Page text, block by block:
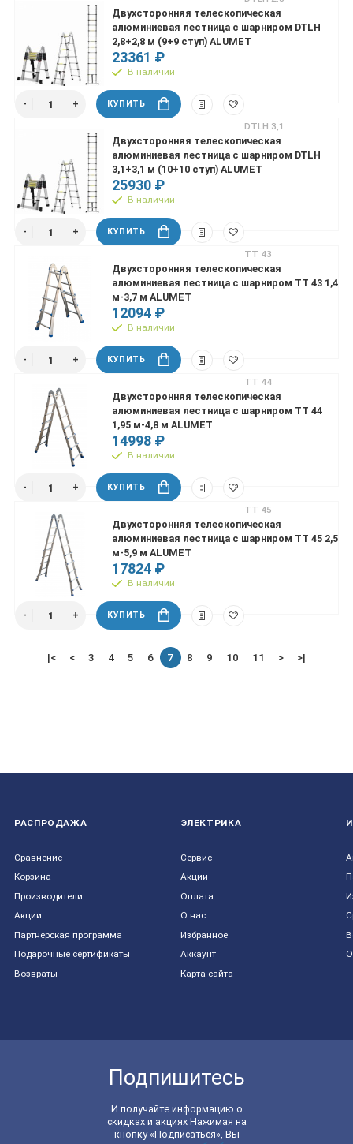
Двухсторонняя телескопическая
алюминиевая лестница с шарниром DTLH
2,8+2,8 м (9+9 ступ) ALUMET
23361 ₽
В наличии
КУПИТЬ
DTLH 3,1
Двухсторонняя телескопическая
алюминиевая лестница с шарниром DTLH
3,1+3,1 м (10+10 ступ) ALUMET
25930 ₽
В наличии
КУПИТЬ
ТТ 43
Двухсторонняя телескопическая
алюминиевая лестница с шарниром ТТ 43 1,4
м-3,7 м ALUMET
12094 ₽
В наличии
КУПИТЬ
ТТ 44
Двухсторонняя телескопическая
алюминиевая лестница с шарниром ТТ 44
1,95 м-4,8 м ALUMET
14998 ₽
В наличии
КУПИТЬ
ТТ 45
Двухсторонняя телескопическая
алюминиевая лестница с шарниром ТТ 45 2,5
м-5,9 м ALUMET
17824 ₽
В наличии
КУПИТЬ
|< < 3 4 5 6 7 8 9 10 11 > >|
РАСПРОДАЖА
Сравнение
Корзина
Производители
Акции
Партнерская программа
Подарочные сертификаты
Возвраты
ЭЛЕКТРИКА
Сервис
Акции
Оплата
О нас
Избранное
Аккаунт
Карта сайта
Подпишитесь
И получайте информацию о
скидках и акциях Нажимая на
кнопку «Подписаться», Вы